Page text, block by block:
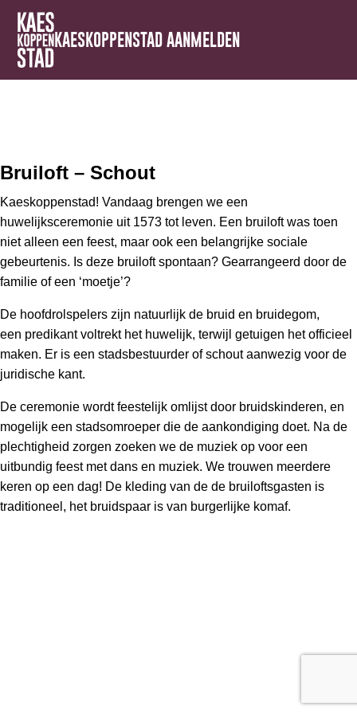
KAESKOPPENSTAD AANMELDEN
Bruiloft – Schout
Kaeskoppenstad! Vandaag brengen we een
huwelijksceremonie uit 1573 tot leven. Een bruiloft was toen
niet alleen een feest, maar ook een belangrijke sociale
gebeurtenis. Is deze bruiloft spontaan? Gearrangeerd door de
familie of een ‘moetje’?
De hoofdrolspelers zijn natuurlijk de bruid en bruidegom,
een predikant voltrekt het huwelijk, terwijl getuigen het officieel
maken. Er is een stadsbestuurder of schout aanwezig voor de
juridische kant.
De ceremonie wordt feestelijk omlijst door bruidskinderen, en
mogelijk een stadsomroeper die de aankondiging doet. Na de
plechtigheid zorgen zoeken we de muziek op voor een
uitbundig feest met dans en muziek. We trouwen meerdere
keren op een dag! De kleding van de de bruiloftsgasten is
traditioneel, het bruidspaar is van burgerlijke komaf.